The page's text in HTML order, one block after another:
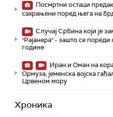
Посмртни остаци
сахрањени поред њега на
Случај Србина који је
"Рајанера" - зашто се
године
Иран и Оман на
Ормуза; jеменска војска
Црвеном мору
Хроника